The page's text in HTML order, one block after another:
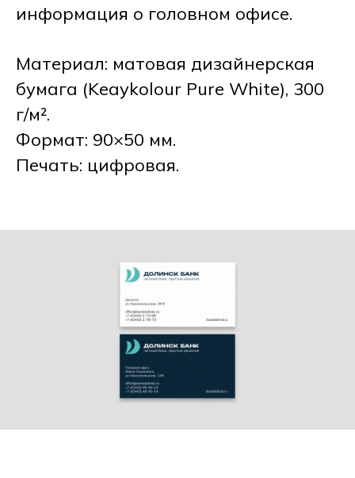
информация о головном офисе.
Материал: матовая дизайнерская
бумага (Keaykolour Pure White), 300
г/м².
Формат: 90×50 мм.
Печать: цифровая.